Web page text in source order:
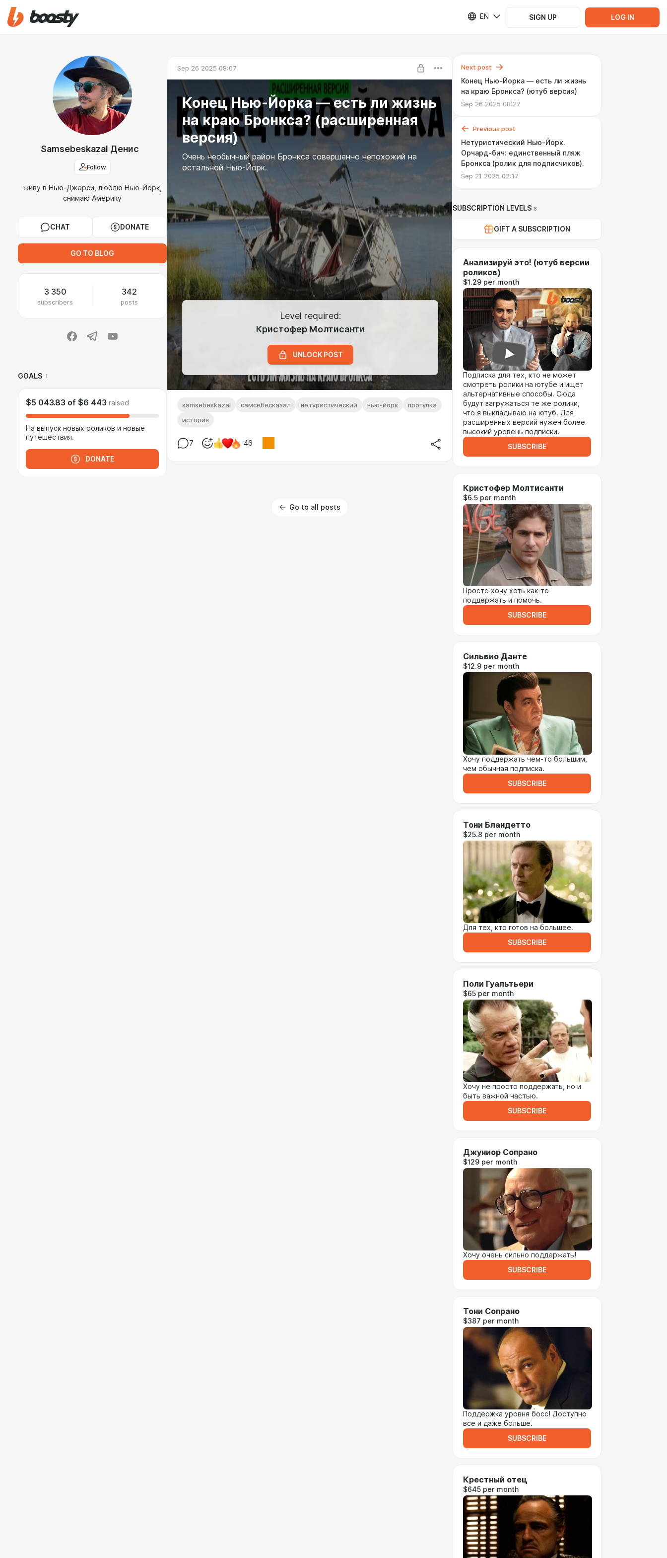
EN SIGN UP LOG IN
Samsebeskazal Денис
Follow
живу в Нью-Джерси, люблю Нью-Йорк,
снимаю Америку
CHAT DONATE
GO TO BLOG
3 350
subscribers
342
posts
GOALS 1
$5 043.83 of $6 443 raised
На выпуск новых роликов и новые
путешествия.
DONATE
Sep 26 2025 08:07
Конец Нью-Йорка — есть ли жизнь
на краю Бронкса? (расширенная
версия)
Очень необычный район Бронкса совершенно непохожий на
остальной Нью-Йорк.
Level required:
Кристофер Молтисанти
UNLOCK POST
samsebeskazal самсебесказал нетуристический нью-йорк
прогулка
история
7 46
Go to all posts
Next post
Конец Нью-Йорка — есть ли жизнь
на краю Бронкса? (ютуб версия)
Sep 26 2025 08:27
Previous post
Нетуристический Нью-Йорк.
Орчард-бич: единственный пляж
Бронкса (ролик для подписчиков).
Sep 21 2025 02:17
SUBSCRIPTION LEVELS 8
GIFT A SUBSCRIPTION
Анализируй это! (ютуб версии
роликов)
$1.29 per month
Подписка для тех, кто не может
смотреть ролики на ютубе и ищет
альтернативные способы. Сюда
будут загружаться те же ролики,
что я выкладываю на ютуб. Для
расширенных версий нужен более
высокий уровень подписки.
SUBSCRIBE
Кристофер Молтисанти
$6.5 per month
Просто хочу хоть как-то
поддержать и помочь.
SUBSCRIBE
Сильвио Данте
$12.9 per month
Хочу поддержать чем-то большим,
чем обычная подписка.
SUBSCRIBE
Тони Бландетто
$25.8 per month
Для тех, кто готов на большее.
SUBSCRIBE
Поли Гуальтьери
$65 per month
Хочу не просто поддержать, но и
быть важной частью.
SUBSCRIBE
Джуниор Сопрано
$129 per month
Хочу очень сильно поддержать!
SUBSCRIBE
Тони Сопрано
$387 per month
Поддержка уровня босс! Доступно
все и даже больше.
SUBSCRIBE
Крестный отец
$645 per month